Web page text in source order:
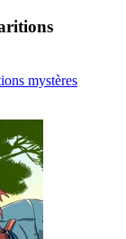
mystères